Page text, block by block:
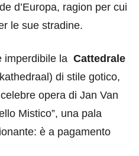
d’Europa, ragion per cui
le sue stradine.
imperdibile la Cattedrale
di stile gotico,
opera di Jan Van
Mistico”, una pala
è a pagamento